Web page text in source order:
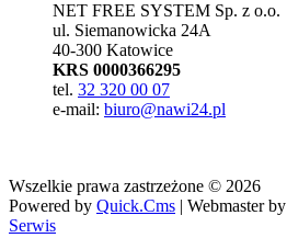
NET FREE SYSTEM Sp. z o.o.
ul. Siemanowicka 24A
40-300 Katowice
KRS 0000366295
tel. 32 320 00 07
e-mail: biuro@nawi24.pl
Wszelkie prawa zastrzeżone © 2026
Powered by Quick.Cms | Webmaster by
Serwis